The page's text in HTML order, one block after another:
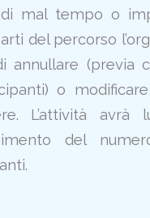
mal tempo o
del percorso
annullare (previa
o modificare
L’attività avrà
del